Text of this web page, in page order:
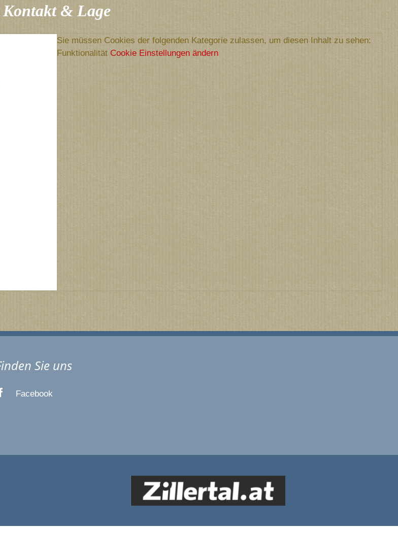
Kontakt & Lage
Sie müssen Cookies der folgenden Kategorie zulassen, um diesen Inhalt zu sehen:
Funktionalität Cookie Einstellungen ändern
Sie uns
Facebook